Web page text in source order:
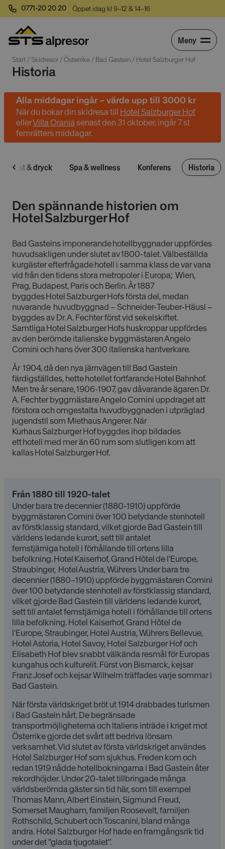
0771-20 20 20 Öppet idag kl 9–12 & 14–16
Meny
Start / Skidresor / Österrike / Bad Gastein / Hotel Salzburger Hof
Historia
Alla middagar ingår – värde upp till 3000 kr
När du bokar din skidresa till Hotel Salzburger Hof
ellerVilla Oraniasenast den 31 oktober, ingår 7 st
femrätters middagar.
Mat & dryck Spa & wellness Konferens Historia
Den spännande historien om
Hotel Salzburger Hof
Bad Gasteins imponerande hotellbyggnader uppfördes
huvudsakligen under slutet av 1800-talet. Välbeställda
kurgäster efterfrågade hotell i samma klass de var vana
vid från den tidens stora metropoler i Europa; Wien,
Prag, Budapest, Paris och Berlin. År 1887
byggdes Hotel Salzburger Hofs första del, medan
nuvarande huvudbyggnad – Schneider-Teuber-Häusl –
byggdes av Dr. A. Fechter först vid sekelskiftet.
Samtliga Hotel Salzburger Hofs huskroppar uppfördes
av den berömde italienske byggmästaren Angelo
Comini och hans över 300 italienska hantverkare.
År 1904, då den nya järnvägen till Bad Gastein
färdigställdes, hette hotellet fortfarande Hotel Bahnhof.
Men tre år senare, 1906-1907, gav dåvarande ägaren Dr.
A. Fechter byggmästare Angelo Comini uppdraget att
förstora och omgestalta huvudbyggnaden i utpräglad
jugendstil som Miethaus Angerer. När
Kurhaus Salzburger Hof byggdes ihop bildades
ett hotell med mer än 60 rum som slutligen kom att
kallas Hotel Salzburger Hof.
Från 1880 till 1920-talet
Under bara tre decennier (1880-1910) uppförde
byggmästaren Comini över 100 betydande stenhotell
av förstklassig standard, vilket gjorde Bad Gastein till
världens ledande kurort, sett till antalet
femstjärniga hotell i förhållande till ortens lilla
befolkning. Hotel Kaiserhof, Grand Hôtel de l'Europe,
Straubinger, Hotel Austria, Wührers Under bara tre
decennier (1880–1910) uppförde byggmästaren Comini
över 100 betydande stenhotell av förstklassig standard,
vilket gjorde Bad Gastein till världens ledande kurort,
sett till antalet femstjärniga hotell i förhållande till ortens
lilla befolkning. Hotel Kaiserhof, Grand Hôtel de
l'Europe, Straubinger, Hotel Austria, Wührers Bellevue,
Hotel Astoria, Hotel Savoy, Hotel Salzburger Hof och
Elisabeth Hof blev snabbt välkända resmål för Europas
kungahus och kulturelit. Fürst von Bismarck, kejsar
Franz Josef och kejsar Wilhelm träffades varje sommar i
Bad Gastein.
När första världskriget bröt ut 1914 drabbades turismen
i Bad Gastein hårt. De begränsade
transportmöjligheterna och Italiens inträde i kriget mot
Österrike gjorde det svårt att bedriva lönsam
verksamhet. Vid slutet av första världskriget användes
Hotel Salzburger Hof som sjukhus. Freden kom och
redan 1919 nådde hotellbokningarna i Bad Gastein åter
rekordhöjder. Under 20-talet tillbringade många
världsberömda gäster sin tid här, som till exempel
Thomas Mann, Albert Einstein, Sigmund Freud,
Somerset Maugham, familjen Roosevelt, familjen
Rothschild, Schubert och Toscanini, bland många
andra. Hotel Salzburger Hof hade en framgångsrik tid
under det "glada tjugotalet".